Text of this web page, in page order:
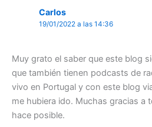
Carlos
19/01/2022 a las 14:36
Muy grato el saber que este blog
que también tienen podcasts de
vivo en Portugal y con este blog
me hubiera ido. Muchas gracias a
hace posible.